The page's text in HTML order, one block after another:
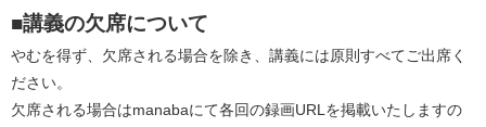
■講義の欠席について
やむを得ず、欠席される場合を除き、講義には原則すべてご出席く
ださい。
欠席される場合はmanabaにて各回の録画URLを掲載いたしますの